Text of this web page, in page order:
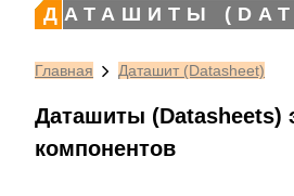
ДАТАШИТЫ
Главная Даташит (Datasheet)
Даташиты (Datasheets)
компонентов